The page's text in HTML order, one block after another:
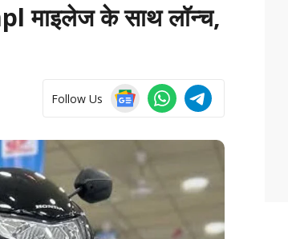
माइलेज के साथ लॉन्च,
Follow Us